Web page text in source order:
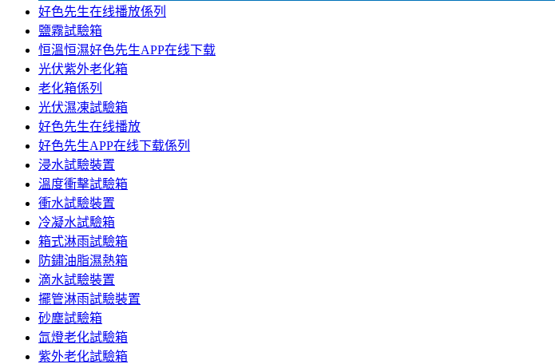
好色先生在线播放係列
鹽霧試驗箱
恒溫恒濕好色先生APP在线下载
光伏紫外老化箱
老化箱係列
光伏濕凍試驗箱
好色先生在线播放
好色先生APP在线下载係列
浸水試驗裝置
溫度衝擊試驗箱
衝水試驗裝置
冷凝水試驗箱
箱式淋雨試驗箱
防鏽油脂濕熱箱
滴水試驗裝置
擺管淋雨試驗裝置
砂塵試驗箱
氙燈老化試驗箱
紫外老化試驗箱